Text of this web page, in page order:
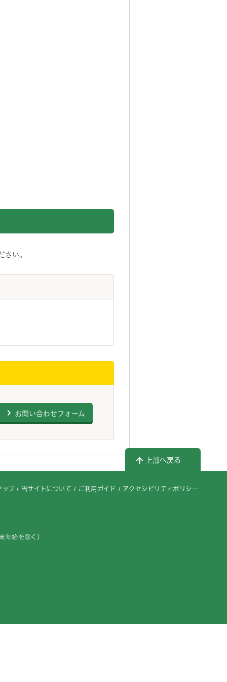
さい。
お問い合わせフォーム
上部へ戻る
ップ 当サイトについて ご利用ガイド アクセシビリティポリシー
年始を除く）